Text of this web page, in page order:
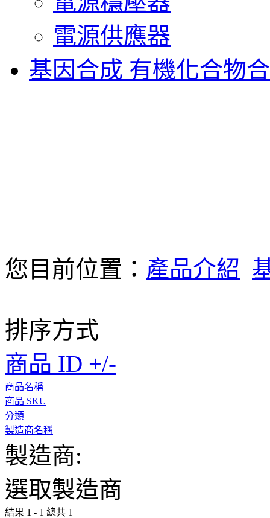
電源供應器
基因合成 有機化合物
您目前位置： 產品介紹
排序方式
商品 ID +/-
商品名稱
商品 SKU
分類
製造商名稱
製造商:
選取製造商
結果 1 - 1 總共 1